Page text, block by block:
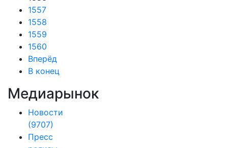
1557
1558
1559
1560
Вперёд
В конец
Медиарынок
Новости
(9707)
Пресс